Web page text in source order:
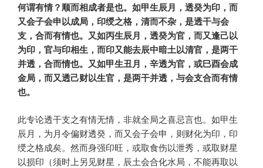
何谓有情？顺而相成者是也。如甲生辰月，透癸为印，而
又会子会申以成局，印绶之格，清而不杂，是透干与会
支，合而有情也。又如丙生辰月，透癸为官，而又逢己以
为印，官与印相生，而印又能去辰中暗土以清官，是两干
并透，合而情也。又如甲生丑月，辛透为官，或巳酉会成
金局，而又透己财以生官，是两干并透，与会支合而有情
也。
此专论透干支之有情无情，非就全局之喜忌言也。如甲生
辰月，为月令偏财透癸，而又会子会申，则财化为印，印
绶之格成矣。然而身强印旺，或取食伤以泄秀，或取财星
以损印（须时上另见财星，辰土会合化水局，不能再取以